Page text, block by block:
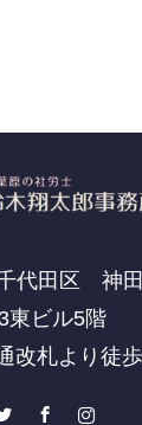
代田区 神
東ビル5階
改札より徒歩